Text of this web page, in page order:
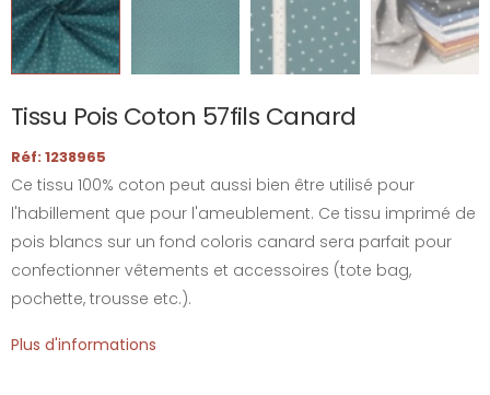
Tissu Pois Coton 57fils Canard
Réf: 1238965
Ce tissu 100% coton peut aussi bien être utilisé pour
l'habillement que pour l'ameublement. Ce tissu imprimé de
pois blancs sur un fond coloris canard sera parfait pour
confectionner vêtements et accessoires (tote bag,
pochette, trousse etc.).
Plus d'informations